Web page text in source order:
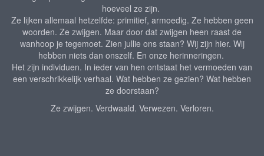
hoeveel ze zijn.
Ze lijken allemaal hetzelfde: primitief, armoedig. Ze hebben geen
woorden. Ze zwijgen. Maar door dat zwijgen heen raast de
wanhoop je tegemoet. Zien jullie ons staan? Wij zijn hier. Wij
hebben niets dan onszelf. En onze herinneringen.
Het zijn individuen. In ieder van hen ontstaat het vermoeden van
een verschrikkelijk verhaal. Wat hebben ze gezien? Wat hebben
ze doorstaan?
Ze zwijgen. Verdwaald. Verwezen. Verloren.